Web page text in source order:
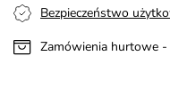
Bezpieczeństwo
Zamówienia hurtowe -